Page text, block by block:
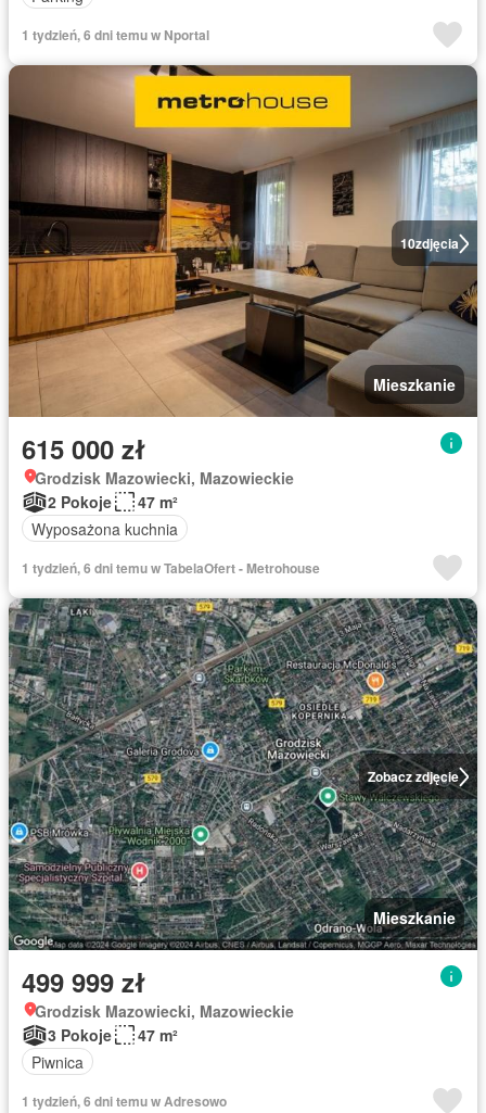
1 tydzień, 6 dni temu w Nportal
10zdjęcia
Mieszkanie
615 000 zł
Grodzisk Mazowiecki, Mazowieckie
2 Pokoje
47 m²
Wyposażona kuchnia
1 tydzień, 6 dni temu w TabelaOfert - Metrohouse
Zobacz zdjęcie
Mieszkanie
499 999 zł
Grodzisk Mazowiecki, Mazowieckie
3 Pokoje
47 m²
Piwnica
1 tydzień, 6 dni temu w Adresowo